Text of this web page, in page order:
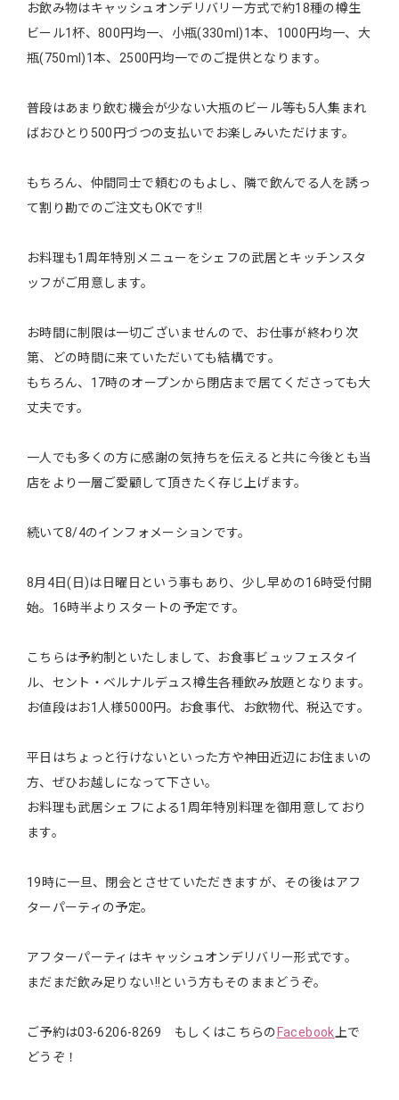
お飲み物はキャッシュオンデリバリー方式で約18種の樽生
ビール1杯、800円均一、小瓶(330ml)1本、1000円均一、大
瓶(750ml)1本、2500円均一でのご提供となります。
普段はあまり飲む機会が少ない大瓶のビール等も5人集まれ
ばおひとり500円づつの支払いでお楽しみいただけます。
もちろん、仲間同士で頼むのもよし、隣で飲んでる人を誘っ
て割り勘でのご注文もOKです!!
お料理も1周年特別メニューをシェフの武居とキッチンスタ
ッフがご用意します。
お時間に制限は一切ございませんので、お仕事が終わり次
第、どの時間に来ていただいても結構です。
もちろん、17時のオープンから閉店まで居てくださっても大
丈夫です。
一人でも多くの方に感謝の気持ちを伝えると共に今後とも当
店をより一層ご愛顧して頂きたく存じ上げます。
続いて8/4のインフォメーションです。
8月4日(日)は日曜日という事もあり、少し早めの16時受付開
始。16時半よりスタートの予定です。
こちらは予約制といたしまして、お食事ビュッフェスタイ
ル、セント・ベルナルデュス樽生各種飲み放題となります。
お値段はお1人様5000円。お食事代、お飲物代、税込です。
平日はちょっと行けないといった方や神田近辺にお住まいの
方、ぜひお越しになって下さい。
お料理も武居シェフによる1周年特別料理を御用意しており
ます。
19時に一旦、閉会とさせていただきますが、その後はアフ
ターパーティの予定。
アフターパーティはキャッシュオンデリバリー形式です。
まだまだ飲み足りない!!という方もそのままどうぞ。
ご予約は03-6206-8269 もしくはこちらの Facebook 上で
どうぞ！